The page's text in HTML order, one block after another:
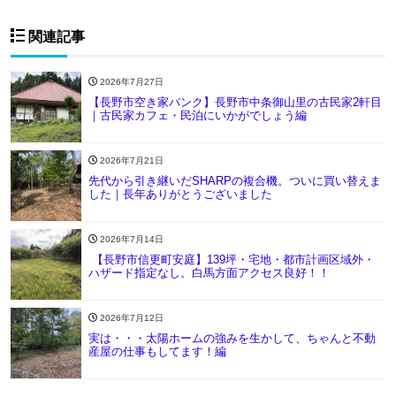
関連記事
2026年7月27日
【長野市空き家バンク】長野市中条御山里の古民家2軒目
｜古民家カフェ・民泊にいかがでしょう編
2026年7月21日
先代から引き継いだSHARPの複合機。ついに買い替えま
した｜長年ありがとうございました
2026年7月14日
【長野市信更町安庭】139坪・宅地・都市計画区域外・
ハザード指定なし。白馬方面アクセス良好！！
2026年7月12日
実は・・・太陽ホームの強みを生かして、ちゃんと不動
産屋の仕事もしてます！編